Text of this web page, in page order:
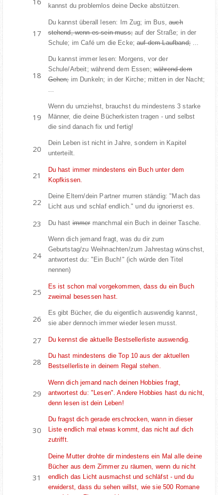
kannst du problemlos deine Decke abstützen.
Du kannst überall lesen: Im Zug; im Bus,auch
stehend, wenn es sein muss;auf der Straße; in der
Schule; im Café um die Ecke;auf dem Laufband;...
Du kannst immer lesen: Morgens, vor der
Schule/Arbeit; während dem Essen; während dem
Gehen;im Dunkeln; in der Kirche; mitten in der Nacht;
...
Wenn du umziehst, brauchst du mindestens 3 starke
Männer, die deine Bücherkisten tragen - und selbst
die sind danach fix und fertig!
Dein Leben ist nicht in Jahre, sondern in Kapitel
unterteilt.
Du hast immer mindestens ein Buch unter dem
Kopfkissen.
Deine Eltern/dein Partner murren ständig: "Mach das
Licht aus und schlaf endlich." und du ignorierst es.
Du hastimmermanchmal ein Buch in deiner Tasche.
Wenn dich jemand fragt, was du dir zum
Geburtstag/zu Weihnachten/zum Jahrestag wünschst,
antwortest du: "Ein Buch!" (ich würde den Titel
nennen)
Es ist schon mal vorgekommen, dass du ein Buch
zweimal besessen hast.
Es gibt Bücher, die du eigentlich auswendig kannst,
sie aber dennoch immer wieder lesen musst.
Du kennst die aktuelle Bestsellerliste auswendig.
Du hast mindestens die Top 10 aus der aktuellen
Bestsellerliste in deinem Regal stehen.
Wenn dich jemand nach deinen Hobbies fragt,
antwortest du: "Lesen". Andere Hobbies hast du nicht,
denn lesen ist dein Leben!
Du fragst dich gerade erschrocken, wann in dieser
Liste endlich mal etwas kommt, das nicht auf dich
zutrifft.
Deine Mutter drohte dir mindestens ein Mal alle deine
Bücher aus dem Zimmer zu räumen, wenn du nicht
endlich das Licht ausmachst und schläfst - und du
erwiderst, dass du sehen willst, wie sie 500 Romane